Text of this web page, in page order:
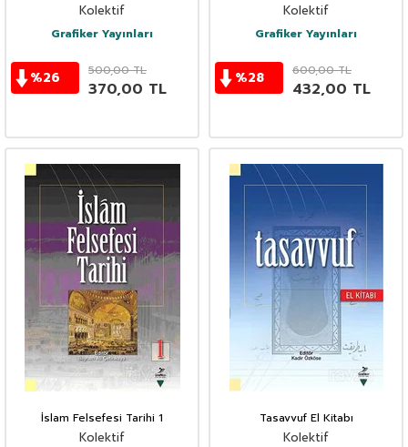
Kolektif
Grafiker Yayınları
%26 500,00TL
370,00 TL
Kolektif
Grafiker Yayınları
%28 600,00TL
432,00 TL
İslam Felsefesi Tarihi 1
Kolektif
Tasavvuf El Kitabı
Kolektif